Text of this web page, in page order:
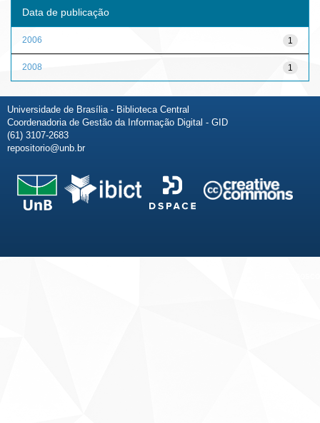
Data de publicação
1
2006
1
2008
Universidade de Brasília - Biblioteca Central
Coordenadoria de Gestão da Informação Digital - GID
(61) 3107-2683
repositorio@unb.br